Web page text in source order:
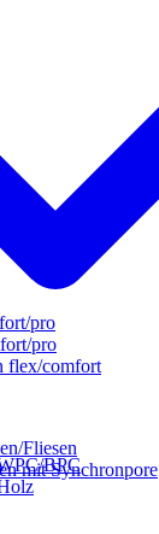
BPC
pro
pro
flex/comfort
Fliesen
mit Synchronpore